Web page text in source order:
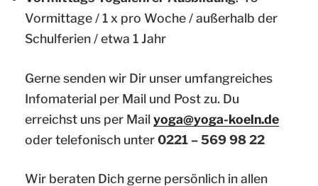
Vormittage / 1 x pro Woche / außerhalb der
Schulferien / etwa 1 Jahr
Gerne senden wir Dir unser umfangreiches
Infomaterial per Mail und Post zu. Du
erreichst uns per Mailyoga@yoga-koeln.de
oder telefonisch unter0221 – 569 98 22
Wir beraten Dich gerne persönlich in allen